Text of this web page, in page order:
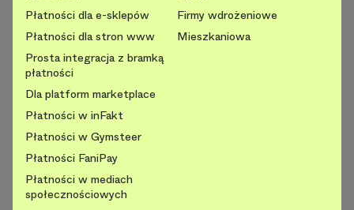
Płatności dla e-sklepów
Płatności dla stron www
Prosta integracja z bramką
płatności
Dla platform marketplace
Płatności w inFakt
Płatności w Gymsteer
Płatności FaniPay
Płatności w mediach
społecznościowych
Firmy wdrożeniowe
Mieszkaniowa